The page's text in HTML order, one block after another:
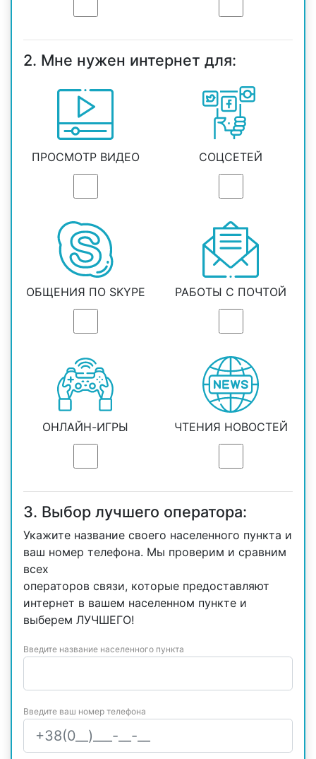
2. Мне нужен интернет для:
ПРОСМОТР ВИДЕО СОЦСЕТЕЙ
ОБЩЕНИЯ ПО SKYPE РАБОТЫ С ПОЧТОЙ
ОНЛАЙН-ИГРЫ ЧТЕНИЯ НОВОСТЕЙ
3. Выбор лучшего оператора:
Укажите название своего населенного пункта и
ваш номер телефона. Мы проверим и сравним
всех
операторов связи, которые предоставляют
интернет в вашем населенном пункте и
выберем ЛУЧШЕГО!
Введите название населенного пункта
Введите ваш номер телефона